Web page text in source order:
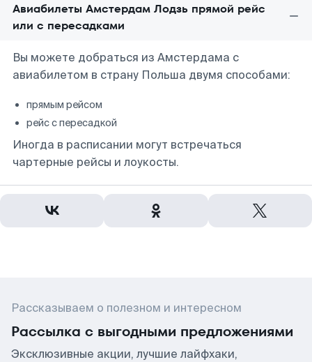
Авиабилеты Амстердам Лодзь прямой рейс
или с пересадками
Вы можете добраться из Амстердама с
авиабилетом в страну Польша двумя способами:
прямым рейсом
рейс с пересадкой
Иногда в расписании могут встречаться
чартерные рейсы и лоукосты.
Рассказываем о полезном и интересном
Рассылка с выгодными предложениями
Эксклюзивные акции, лучшие лайфхаки,